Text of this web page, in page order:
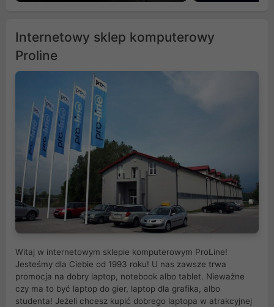
Internetowy sklep komputerowy
Proline
Witaj w internetowym sklepie komputerowym ProLine!
Jesteśmy dla Ciebie od 1993 roku! U nas zawsze trwa
promocja na dobry laptop, notebook albo tablet. Nieważne
czy ma to być laptop do gier, laptop dla grafika, albo
studenta! Jeżeli chcesz kupić dobrego laptopa w atrakcyjnej